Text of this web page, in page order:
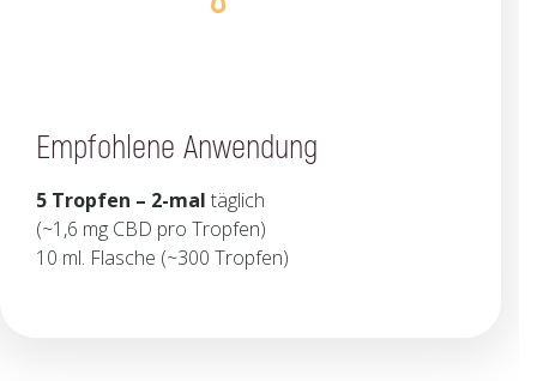
Empfohlene Anwendung
5 Tropfen – 2-mal täglich
(~1,6 mg CBD pro Tropfen)
10 ml. Flasche (~300 Tropfen)